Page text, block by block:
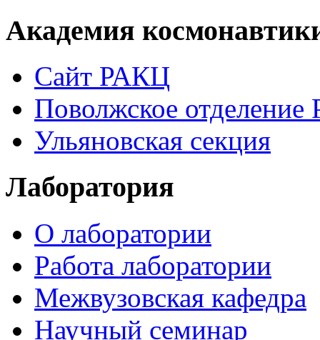
Академия
Сайт РАКЦ
Поволжское
Ульяновская секция
Лаборатория
О лаборатории
Работа лаборатории
Межвузовская кафедра
Научный семинар